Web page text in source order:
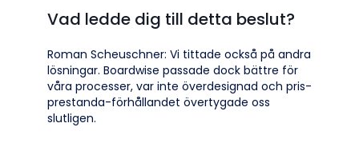
Vad ledde dig till detta beslut?
Roman Scheuschner: Vi tittade också på andra
lösningar. Boardwise passade dock bättre för
våra processer, var inte överdesignad och pris-
prestanda-förhållandet övertygade oss
slutligen.